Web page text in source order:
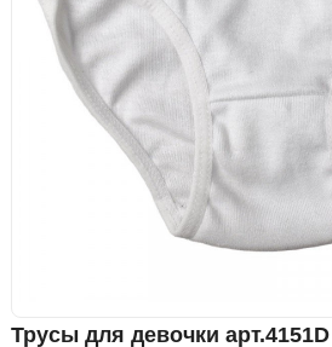
Трусы для девочки